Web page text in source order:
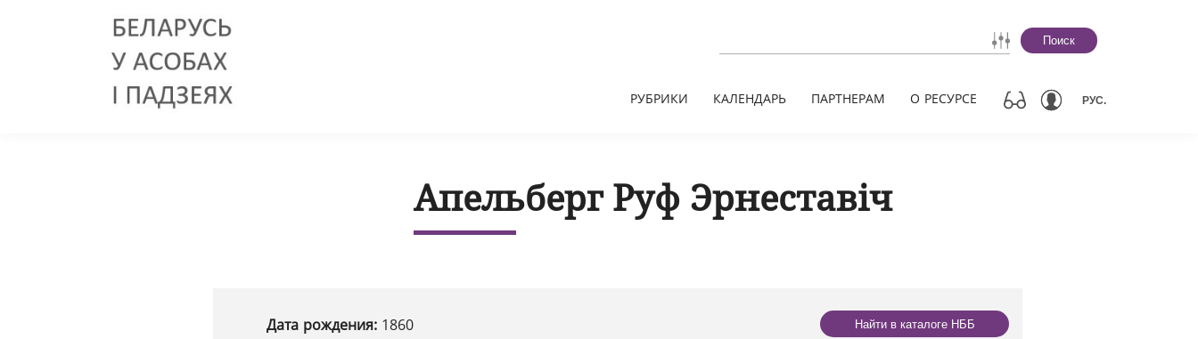
Поиск
РУБРИКИ КАЛЕНДАРЬ ПАРТНЕРАМ О РЕСУРСЕ РУС.
Апельберг Руф Эрнеставіч
Дата рождения: 1860 Найти в каталоге НББ